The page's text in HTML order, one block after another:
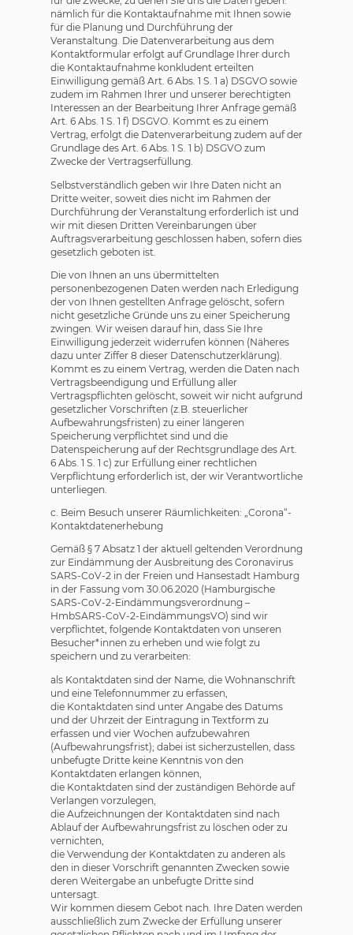
nämlich für die Kontaktaufnahme mit Ihnen sowie
für die Planung und Durchführung der
Veranstaltung. Die Datenverarbeitung aus dem
Kontaktformular erfolgt auf Grundlage Ihrer durch
die Kontaktaufnahme konkludent erteilten
Einwilligung gemäß Art. 6 Abs. 1 S. 1 a) DSGVO sowie
zudem im Rahmen Ihrer und unserer berechtigten
Interessen an der Bearbeitung Ihrer Anfrage gemäß
Art. 6 Abs. 1 S. 1 f) DSGVO. Kommt es zu einem
Vertrag, erfolgt die Datenverarbeitung zudem auf der
Grundlage des Art. 6 Abs. 1 S. 1 b) DSGVO zum
Zwecke der Vertragserfüllung.
Selbstverständlich geben wir Ihre Daten nicht an
Dritte weiter, soweit dies nicht im Rahmen der
Durchführung der Veranstaltung erforderlich ist und
wir mit diesen Dritten Vereinbarungen über
Auftragsverarbeitung geschlossen haben, sofern dies
gesetzlich geboten ist.
Die von Ihnen an uns übermittelten
personenbezogenen Daten werden nach Erledigung
der von Ihnen gestellten Anfrage gelöscht, sofern
nicht gesetzliche Gründe uns zu einer Speicherung
zwingen. Wir weisen darauf hin, dass Sie Ihre
Einwilligung jederzeit widerrufen können (Näheres
dazu unter Ziffer 8 dieser Datenschutzerklärung).
Kommt es zu einem Vertrag, werden die Daten nach
Vertragsbeendigung und Erfüllung aller
Vertragspflichten gelöscht, soweit wir nicht aufgrund
gesetzlicher Vorschriften (z.B. steuerlicher
Aufbewahrungsfristen) zu einer längeren
Speicherung verpflichtet sind und die
Datenspeicherung auf der Rechtsgrundlage des Art.
6 Abs. 1 S. 1 c) zur Erfüllung einer rechtlichen
Verpflichtung erforderlich ist, der wir Verantwortliche
unterliegen.
c. Beim Besuch unserer Räumlichkeiten: „Corona“-
Kontaktdatenerhebung
Gemäß § 7 Absatz 1 der aktuell geltenden Verordnung
zur Eindämmung der Ausbreitung des Coronavirus
SARS-CoV-2 in der Freien und Hansestadt Hamburg
in der Fassung vom 30.06.2020 (Hamburgische
SARS-CoV-2-Eindämmungsverordnung –
HmbSARS-CoV-2-EindämmungsVO) sind wir
verpflichtet, folgende Kontaktdaten von unseren
Besucher*innen zu erheben und wie folgt zu
speichern und zu verarbeiten:
als Kontaktdaten sind der Name, die Wohnanschrift
und eine Telefonnummer zu erfassen,
die Kontaktdaten sind unter Angabe des Datums
und der Uhrzeit der Eintragung in Textform zu
erfassen und vier Wochen aufzubewahren
(Aufbewahrungsfrist); dabei ist sicherzustellen, dass
unbefugte Dritte keine Kenntnis von den
Kontaktdaten erlangen können,
die Kontaktdaten sind der zuständigen Behörde auf
Verlangen vorzulegen,
die Aufzeichnungen der Kontaktdaten sind nach
Ablauf der Aufbewahrungsfrist zu löschen oder zu
vernichten,
die Verwendung der Kontaktdaten zu anderen als
den in dieser Vorschrift genannten Zwecken sowie
deren Weitergabe an unbefugte Dritte sind
untersagt.
Wir kommen diesem Gebot nach. Ihre Daten werden
ausschließlich zum Zwecke der Erfüllung unserer